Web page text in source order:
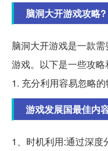
脑洞大开游戏攻略?
脑洞大开游戏是一款
游戏。以下是一些攻
1. 充分利用容易忽略的
游戏发展国最佳内
1、时机利用:通过深